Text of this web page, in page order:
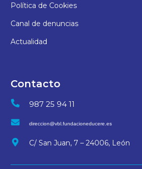
Política de Cookies
Canal de denuncias
Actualidad
Contacto
987 25 94 11
direccion@vbl.fundacioneducere.es
C/ San Juan, 7 – 24006, León